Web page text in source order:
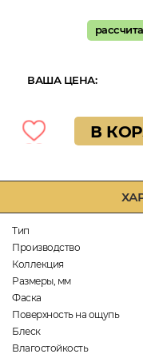
Тип
Производство
Коллекция
Размеры, мм
Фаска
Поверхность на ощупь
Блеск
Влагостойкость
ВАША ЦЕНА:
В